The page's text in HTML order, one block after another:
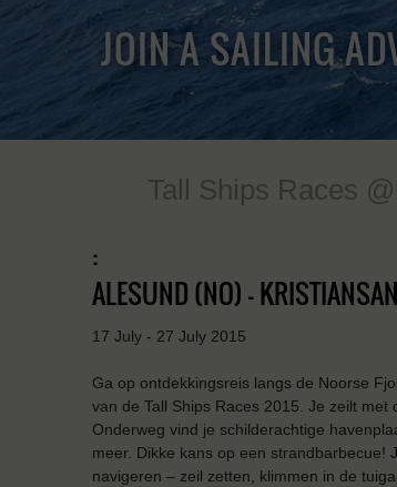
JOIN A SAILING
Tall Ships Races
:
ALESUND (NO) -
17 July - 27 July 2015
Ga op ontdekkingsreis langs de Noorse
van de Tall Ships Races 2015. Je zeilt met
Onderweg vind je schilderachtige
meer. Dikke kans op een strandbarbecue!
navigeren – zeil zetten, klimmen in de